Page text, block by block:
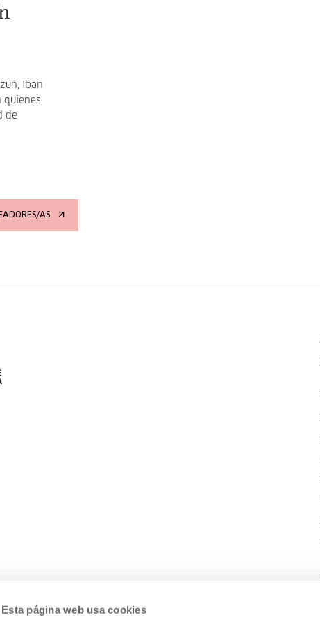
Esta página web usa cookies
Iban
quienes
de
AS